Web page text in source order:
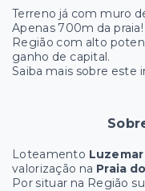
Terreno já com muro
Apenas 700m da praia!
Região com alto
ganho de capital.
Saiba mais sobre este
Loteamento Luzemar
valorização na Praia
Por situar na Região